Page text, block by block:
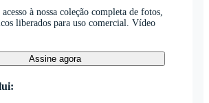
à nossa coleção completa de fotos,
liberados para uso comercial. Vídeo
Assine agora